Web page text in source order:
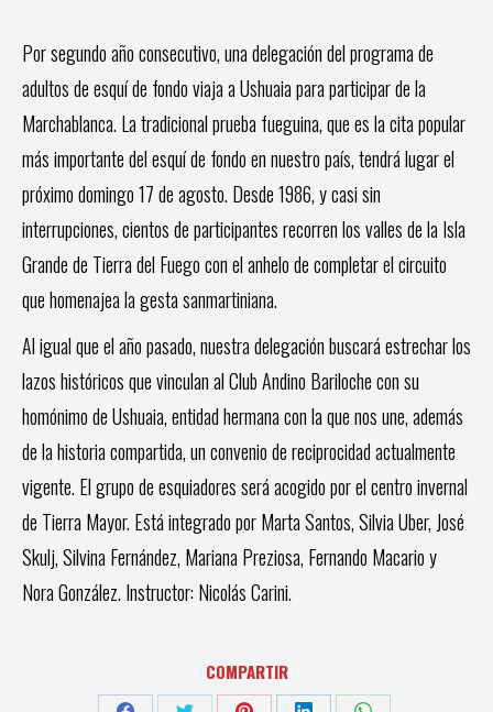
Por segundo año consecutivo, una delegación del programa de
adultos de esquí de fondo viaja a Ushuaia para participar de la
Marchablanca. La tradicional prueba fueguina, que es la cita popular
más importante del esquí de fondo en nuestro país, tendrá lugar el
próximo domingo 17 de agosto. Desde 1986, y casi sin
interrupciones, cientos de participantes recorren los valles de la Isla
Grande de Tierra del Fuego con el anhelo de completar el circuito
que homenajea la gesta sanmartiniana.
Al igual que el año pasado, nuestra delegación buscará estrechar los
lazos históricos que vinculan al Club Andino Bariloche con su
homónimo de Ushuaia, entidad hermana con la que nos une, además
de la historia compartida, un convenio de reciprocidad actualmente
vigente. El grupo de esquiadores será acogido por el centro invernal
de Tierra Mayor. Está integrado por Marta Santos, Silvia Uber, José
Skulj, Silvina Fernández, Mariana Preziosa, Fernando Macario y
Nora González. Instructor: Nicolás Carini.
COMPARTIR